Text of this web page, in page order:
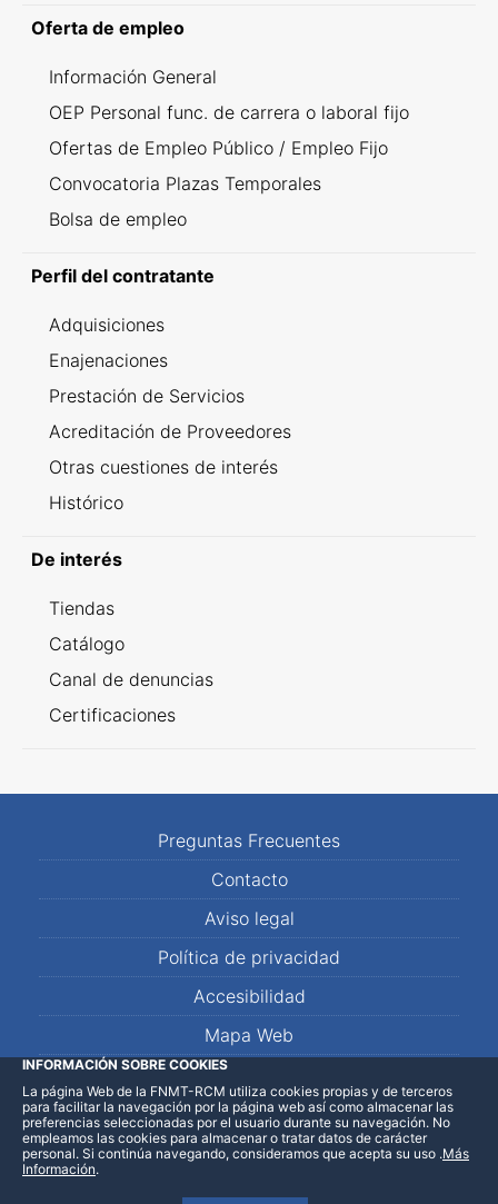
Oferta de empleo
Información General
OEP Personal func. de carrera o laboral fijo
Ofertas de Empleo Público / Empleo Fijo
Convocatoria Plazas Temporales
Bolsa de empleo
Perfil del contratante
Adquisiciones
Enajenaciones
Prestación de Servicios
Acreditación de Proveedores
Otras cuestiones de interés
Histórico
De interés
Tiendas
Catálogo
Canal de denuncias
Certificaciones
Preguntas Frecuentes
Contacto
Aviso legal
Política de privacidad
Accesibilidad
Mapa Web
LinkedInFacebookWhatsApp
INFORMACIÓN SOBRE COOKIES
La página Web de la FNMT-RCM utiliza cookies propias y de terceros
para facilitar la navegación por la página web así como almacenar las
preferencias seleccionadas por el usuario durante su navegación. No
empleamos las cookies para almacenar o tratar datos de carácter
personal. Si continúa navegando, consideramos que acepta su uso .Más
Información.